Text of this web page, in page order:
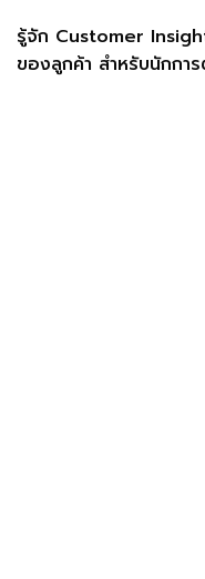
รู้จัก Customer
ของลูกค้า สำหรับนักกา